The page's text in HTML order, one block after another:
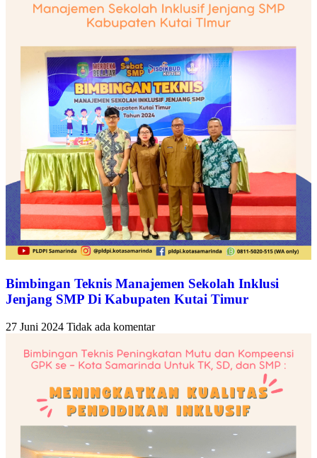
Bimbingan Teknis Manajemen Sekolah Inklusi
Jenjang SMP Di Kabupaten Kutai Timur
27 Juni 2024 Tidak ada komentar